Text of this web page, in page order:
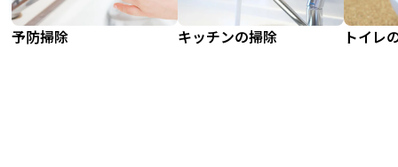
予防掃除 キッチンの掃除 トイレ